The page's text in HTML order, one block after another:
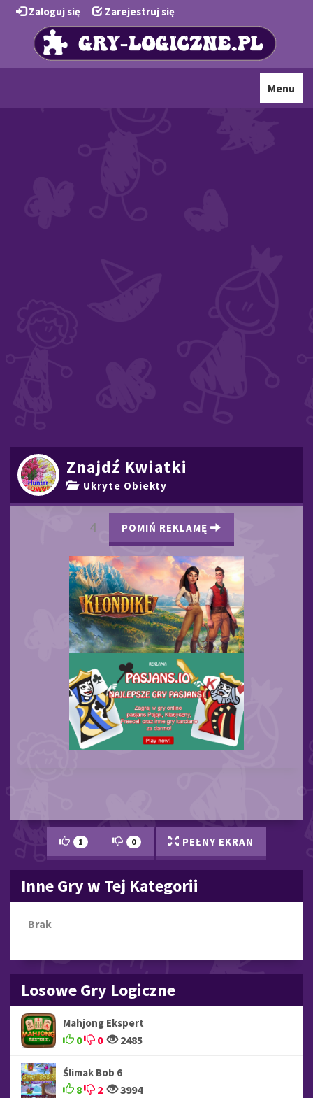
Zaloguj się Zarejestruj się
Toggle
Menu
Znajdź Kwiatki
Ukryte Obiekty
3 POMIŃ REKLAMĘ
1 0 PEŁNY EKRAN
Inne Gry w Tej Kategorii
Brak
Losowe Gry Logiczne
Mahjong Ekspert
0 0 2485
Ślimak Bob 6
8 2 3994